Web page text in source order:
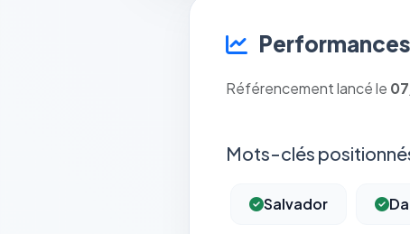
Référencement lancé le
Mots-clés
Salvador